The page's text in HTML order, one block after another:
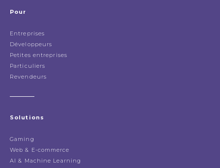
Pour
Entreprises
Développeurs
Petites entreprises
Particuliers
Revendeurs
Solutions
Gaming
Web & E-commerce
AI & Machine Learning